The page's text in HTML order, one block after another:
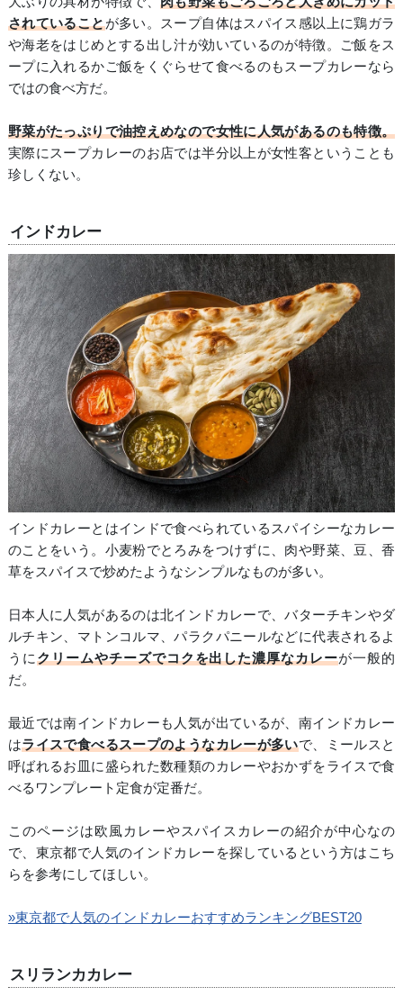
されていることが多い。スープ自体はスパイス感以上に鶏ガラ
や海老をはじめとする出し汁が効いているのが特徴。ご飯をス
ープに入れるかご飯をくぐらせて食べるのもスープカレーなら
ではの食べ方だ。
野菜がたっぷりで油控えめなので女性に人気があるのも特徴。
実際にスープカレーのお店では半分以上が女性客ということも
珍しくない。
インドカレー
インドカレーとはインドで食べられているスパイシーなカレー
のことをいう。小麦粉でとろみをつけずに、肉や野菜、豆、香
草をスパイスで炒めたようなシンプルなものが多い。
日本人に人気があるのは北インドカレーで、バターチキンやダ
ルチキン、マトンコルマ、パラクパニールなどに代表されるよ
うにクリームやチーズでコクを出した濃厚なカレーが一般的
だ。
最近では南インドカレーも人気が出ているが、南インドカレー
はライスで食べるスープのようなカレーが多いで、ミールスと
呼ばれるお皿に盛られた数種類のカレーやおかずをライスで食
べるワンプレート定食が定番だ。
このページは欧風カレーやスパイスカレーの紹介が中心なの
で、東京都で人気のインドカレーを探しているという方はこち
らを参考にしてほしい。
»東京都で人気のインドカレーおすすめランキングBEST20
スリランカカレー